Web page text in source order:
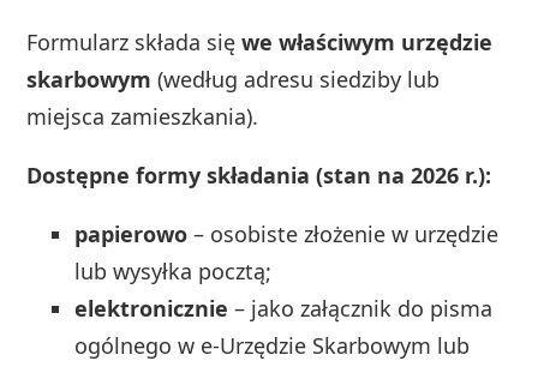
Formularz składa sięwe właściwym urzędzie
skarbowym (według adresu siedziby lub
miejsca zamieszkania).
Dostępne formy składania (stan na 2026 r.):
papierowo – osobiste złożenie w urzędzie
lub wysyłka pocztą;
elektronicznie – jako załącznik do pisma
ogólnego w e-Urzędzie Skarbowym lub